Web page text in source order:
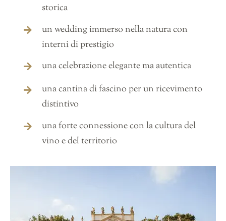
storica
un wedding immerso nella natura con
interni di prestigio
una celebrazione elegante ma autentica
una cantina di fascino per un ricevimento
distintivo
una forte connessione con la cultura del
vino e del territorio